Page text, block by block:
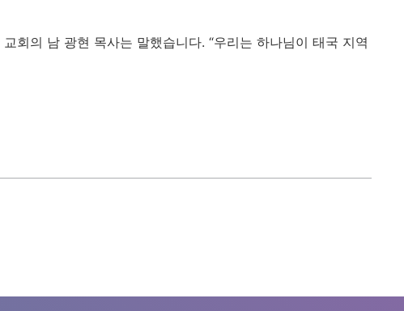
회의 남 광현 목사는 말했습니다. “우리는 하나님이 태국 지역